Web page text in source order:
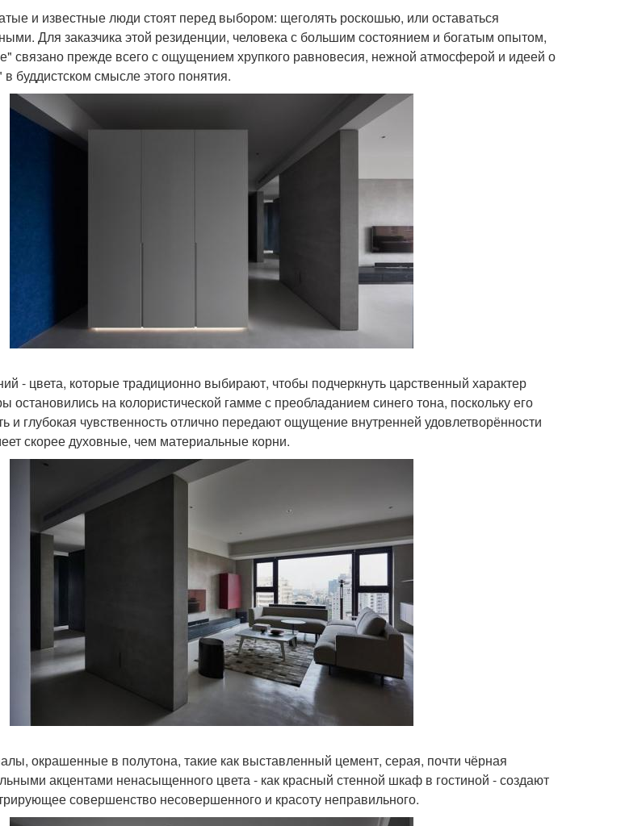
и известные люди стоят перед выбором: щеголять роскошью, или оставаться
Для заказчика этой резиденции, человека с большим состоянием и богатым опытом,
связано прежде всего с ощущением хрупкого равновесия, нежной атмосферой и идеей о
в буддистском смысле этого понятия.
- цвета, которые традиционно выбирают, чтобы подчеркнуть царственный характер
остановились на колористической гамме с преобладанием синего тона, поскольку его
и глубокая чувственность отлично передают ощущение внутренней удовлетворённости
скорее духовные, чем материальные корни.
окрашенные в полутона, такие как выставленный цемент, серая, почти чёрная
акцентами ненасыщенного цвета - как красный стенной шкаф в гостиной - создают
совершенство несовершенного и красоту неправильного.